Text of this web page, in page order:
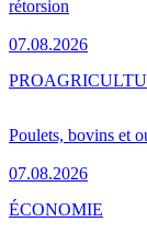
rétorsion
07.08.2026
Poulets, bovins et
07.08.2026
PRO
ÉCONOMIE